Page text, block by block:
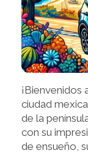
¡Bienvenidos
ciudad
de la
con su
de ensueño,